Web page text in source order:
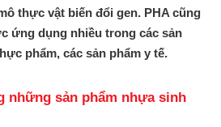
thực vật biến đổi gen. PHA cũng
ứng dụng nhiều trong các sản
phẩm, các sản phẩm y tế.
những sản phẩm nhựa sinh